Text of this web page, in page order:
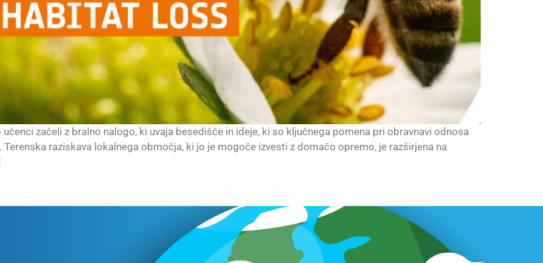
začeli z bralno nalogo, ki uvaja besedišče in ideje, ki so ključnega pomena pri obravnavi odnosa
raziskava lokalnega območja, ki jo je mogoče izvesti z domačo opremo, je razširjena na